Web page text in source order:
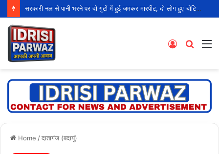
सरकारी नल से पानी भरने पर दो गुटों में हुई जमकर मारपीट, दो लोग हुए चोटिल
Search
Log
Home /दातागंज (बदायूं)